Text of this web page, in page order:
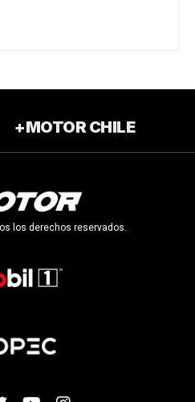
+MOTOR CHILE
los derechos reservados.